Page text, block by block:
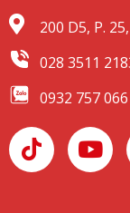
200 D5, P.
028 3511
0932 757